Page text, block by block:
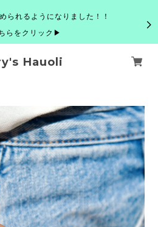
られるようになりました！！
らをクリック▶
Hauoli